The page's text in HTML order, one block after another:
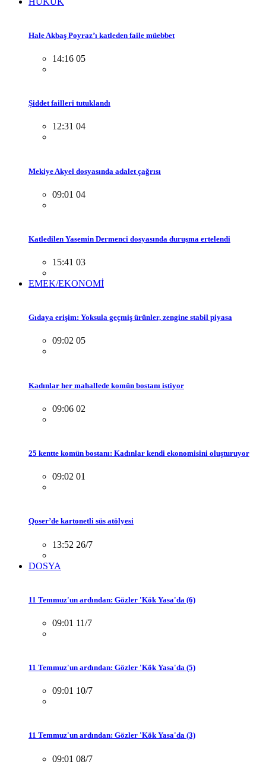
Hale Akbaş Poyraz’ı katleden faile müebbet
14:16 05
Şiddet failleri tutuklandı
12:31 04
Mekiye Akyel dosyasında adalet çağrısı
09:01 04
Katledilen Yasemin Dermenci dosyasında duruşma ertelendi
15:41 03
EMEK/EKONOMİ
Gıdaya erişim: Yoksula geçmiş ürünler, zengine stabil piyasa
09:02 05
Kadınlar her mahallede komün bostanı istiyor
09:06 02
25 kentte komün bostanı: Kadınlar kendi ekonomisini oluşturuyor
09:02 01
Qoser’de kartonetli süs atölyesi
13:52 26/7
DOSYA
11 Temmuz'un ardından: Gözler 'Kök Yasa'da (6)
09:01 11/7
11 Temmuz'un ardından: Gözler 'Kök Yasa'da (5)
09:01 10/7
11 Temmuz'un ardından: Gözler 'Kök Yasa'da (3)
09:01 08/7